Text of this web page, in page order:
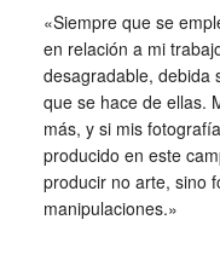
«Siempre que se
en relación a mi
desagradable, debida
que se hace de ellas.
más, y si mis
producido en este
producir no arte, sino
manipulaciones.»